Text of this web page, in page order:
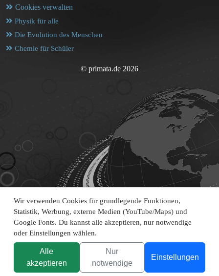
Wir verwenden Cookies für grundlegende Funktionen,
Statistik, Werbung, externe Medien (YouTube/Maps) und
Google Fonts. Du kannst alle akzeptieren, nur notwendige
oder Einstellungen wählen.
Alle
akzeptieren
Nur
notwendige
Einstellungen
Cookies verwalten
Physik für alle
Die Evolution des Menschen
Chemie für Schüler
© primata.de 2026